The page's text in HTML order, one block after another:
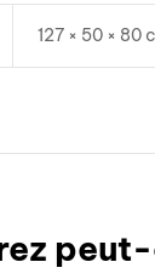
127 × 50 × 80